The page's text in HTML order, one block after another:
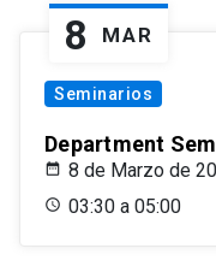
8 MAR
Seminarios
Department
8 de Marzo de
03:30 a 05:00